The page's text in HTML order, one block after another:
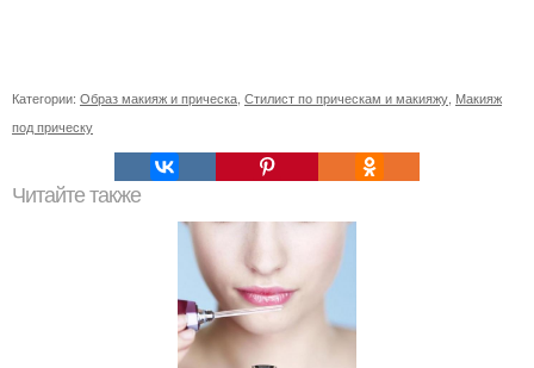
Категории: Образ макияж и прическа Стилист по прическам и макияжу Макияж
под прическу
Читайте также